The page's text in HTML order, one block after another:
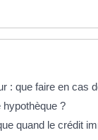
: que faire en cas
hypothèque ?
quand le crédit